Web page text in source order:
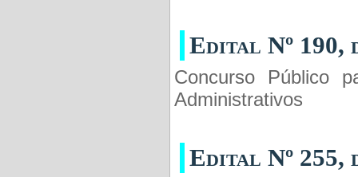
Edital Nº 190,
Concurso Público
Administrativos
Edital Nº 255,